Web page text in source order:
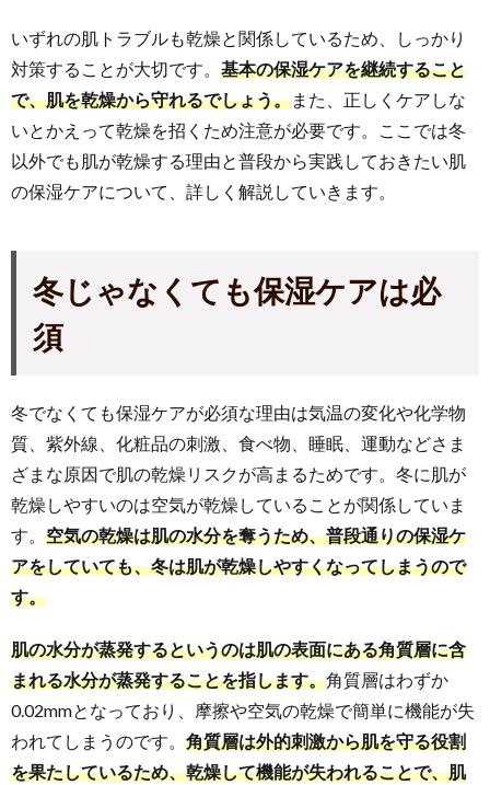
いずれの肌トラブルも乾燥と関係しているため、しっかり
対策することが大切です。 基本の保湿ケアを継続すること
で、肌を乾燥から守れるでしょう。また、正しくケアしな
いとかえって乾燥を招くため注意が必要です。ここでは冬
以外でも肌が乾燥する理由と普段から実践しておきたい肌
の保湿ケアについて、詳しく解説していきます。
冬じゃなくて も保湿ケアは必
須
冬でなくても保湿ケアが必須な理由は気温の変化や化学物
質、紫外線、化粧品の刺激、食べ物、睡眠、運動などさま
ざまな原因で肌の乾燥リスクが高まるためです。冬に肌が
乾燥しやすいのは空気が乾燥していることが関係していま
す。 空気の乾燥は肌の水分を奪うため、普段通りの保湿ケ
アをしていても、冬は肌が乾燥しやすくなってしまうので
す。
肌の水分が蒸発するというのは肌の表面にある角質層に含
まれる水分が蒸発することを指します。角質層はわずか
0.02mmとなっており、摩擦や空気の乾燥で簡単に機能が失
われてしまうのです。 角質層は外的刺激から肌を守る役割
を果たしているため、乾燥して機能が失われることで、肌